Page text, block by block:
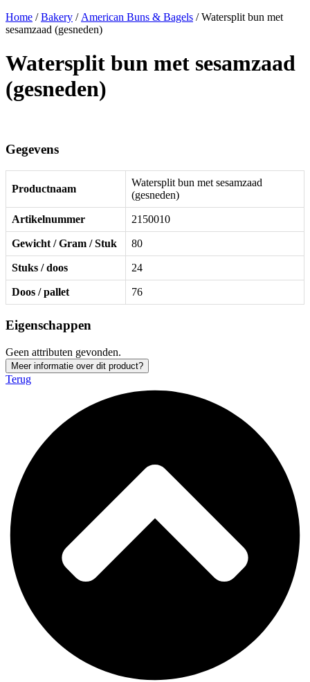
Home /Bakery / American Buns & Bagels / Watersplit bun met
sesamzaad (gesneden)
Watersplit bun met sesamzaad
(gesneden)
Gegevens
Productnaam
Watersplit bun met sesamzaad
(gesneden)
Artikelnummer 2150010
Gewicht / Gram / Stuk 80
Stuks / doos 24
Doos / pallet 76
Eigenschappen
Geen attributen gevonden.
Meer informatie over dit product?
Terug